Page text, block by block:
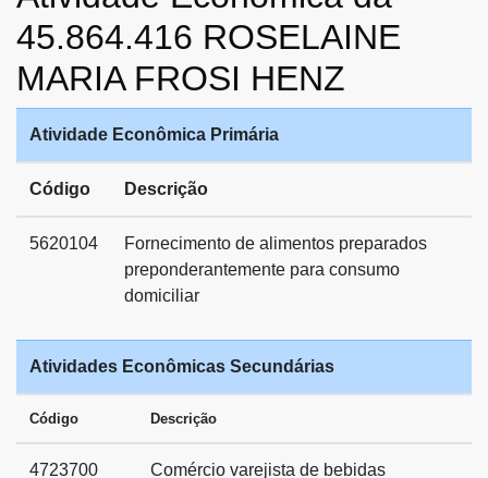
45.864.416 ROSELAINE
MARIA FROSI HENZ
Atividade Econômica Primária
Código Descrição
5620104
Fornecimento de alimentos preparados
preponderantemente para consumo
domiciliar
Atividades Econômicas Secundárias
Código Descrição
4723700 Comércio varejista de bebidas